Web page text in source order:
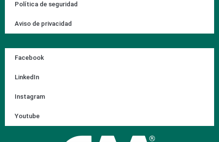
Política de seguridad
Aviso de privacidad
Facebook
LinkedIn
Instagram
Youtube